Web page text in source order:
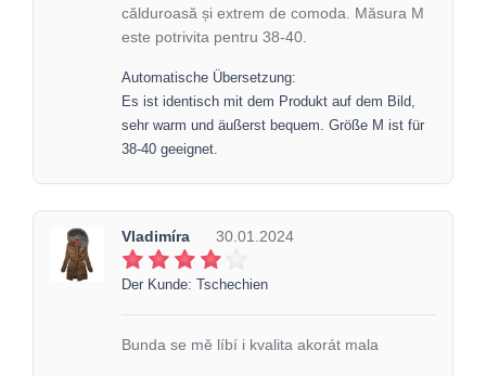
călduroasă și extrem de comoda. Măsura M
este potrivita pentru 38-40.
Automatische Übersetzung:
Es ist identisch mit dem Produkt auf dem Bild,
sehr warm und äußerst bequem. Größe M ist für
38-40 geeignet.
Vladimíra 30.01.2024
Der Kunde: Tschechien
Bunda se mě líbí i kvalita akorát mala